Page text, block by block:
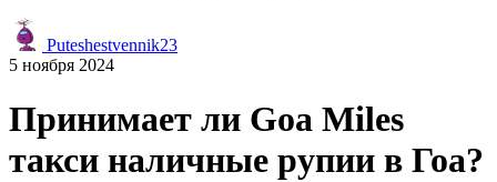
Puteshestvennik23
5 ноября 2024
Принимает ли Goa Miles
такси наличные рупии в Гоа?